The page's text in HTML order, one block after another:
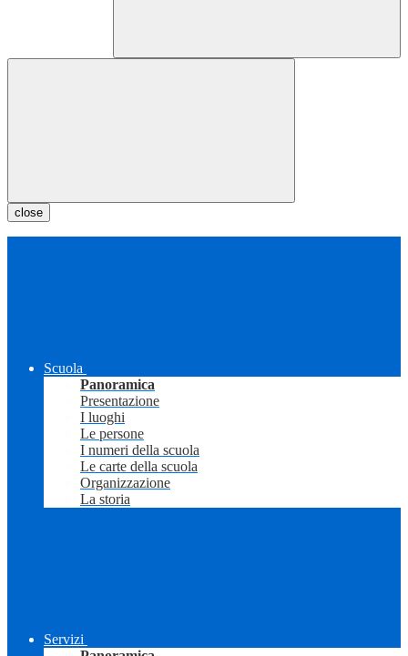
close
Scuola
Panoramica
Presentazione
I luoghi
Le persone
I numeri della scuola
Le carte della scuola
Organizzazione
La storia
Servizi